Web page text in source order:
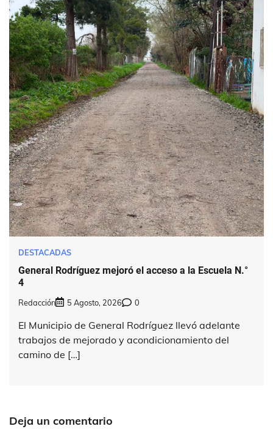
DESTACADAS
General Rodríguez mejoró el acceso a la Escuela N.°
4
Redacción 5 Agosto, 2026 0
El Municipio de General Rodríguez llevó adelante
trabajos de mejorado y acondicionamiento del
camino de […]
Deja un comentario